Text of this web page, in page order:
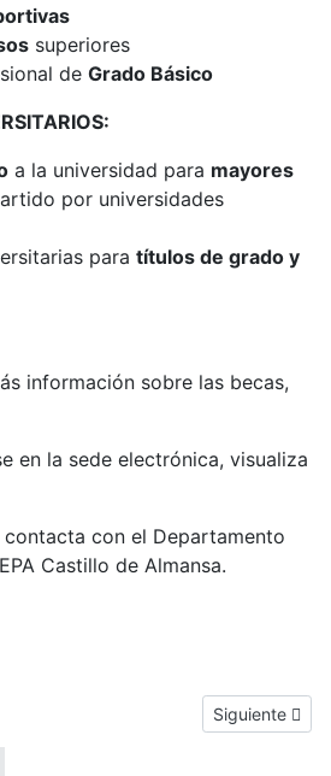
superiores
de Grado Básico
a la universidad para mayores
por universidades
para títulos de grado y
información sobre las becas,
en la sede electrónica, visualiza
con el Departamento
Castillo de Almansa.
la convocatoria para matricularse
Next article:
Siguiente